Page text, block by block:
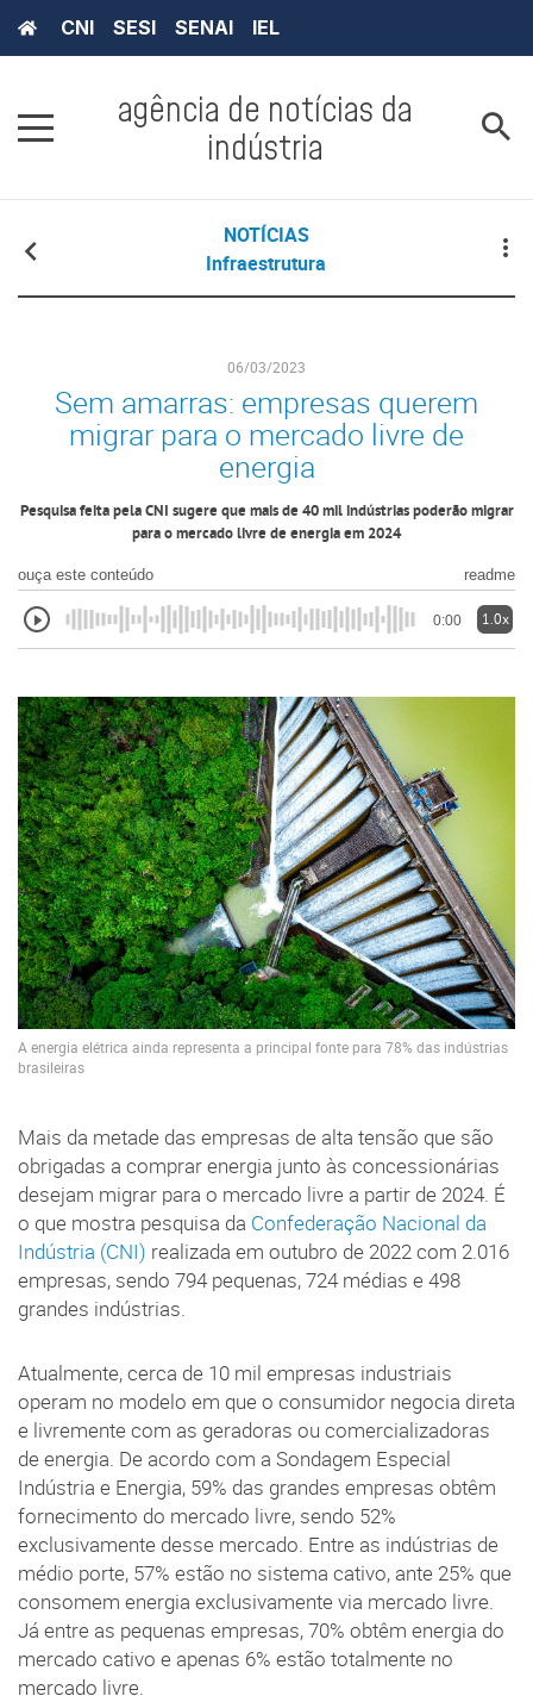
CNI SESI SENAI IEL
agência de notícias da
indústria
NOTÍCIAS
Infraestrutura
06/03/2023
Sem amarras: empresas querem
migrar para o mercado livre de
energia
Pesquisa feita pela CNI sugere que mais de 40 mil indústrias poderão migrar
para o mercado livre de energia em 2024
ouça este conteúdo readme
0:00 1.0x
A energia elétrica ainda representa a principal fonte para 78% das indústrias
brasileiras
Mais da metade das empresas de alta tensão que são
obrigadas a comprar energia junto às concessionárias
desejam migrar para o mercado livre a partir de 2024. É
o que mostra pesquisa da Confederação Nacional da
Indústria (CNI) realizada em outubro de 2022 com 2.016
empresas, sendo 794 pequenas, 724 médias e 498
grandes indústrias.
Atualmente, cerca de 10 mil empresas industriais
operam no modelo em que o consumidor negocia direta
e livremente com as geradoras ou comercializadoras
de energia. De acordo com a Sondagem Especial
Indústria e Energia, 59% das grandes empresas obtêm
fornecimento do mercado livre, sendo 52%
exclusivamente desse mercado. Entre as indústrias de
médio porte, 57% estão no sistema cativo, ante 25% que
consomem energia exclusivamente via mercado livre.
Já entre as pequenas empresas, 70% obtêm energia do
mercado cativo e apenas 6% estão totalmente no
mercado livre.